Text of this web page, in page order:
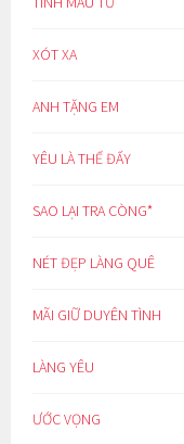
XÓT XA
ANH TẶNG EM
YÊU LÀ THẾ ĐẤY
SAO LẠI TRA CÒNG*
NÉT ĐẸP LÀNG QUÊ
MÃI GIỮ DUYÊN TÌNH
LÀNG YÊU
ƯỚC VỌNG